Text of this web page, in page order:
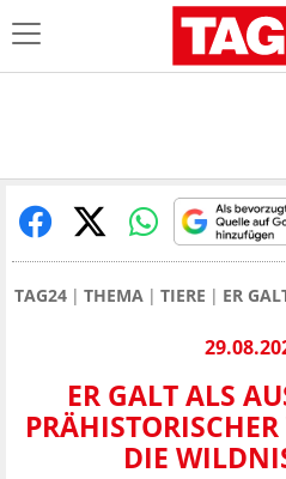
TAG24 THEMA TIERE ER
ER GALT ALS
DIE